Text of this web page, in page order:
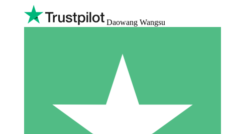
Daowang Wangsu